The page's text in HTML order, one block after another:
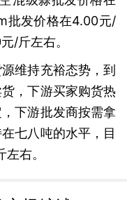
批发价格在4.00元/
/斤左右。
维持充裕态势，到
，下游买家购货热
下游批发商按需拿
七八吨的水平，目
右。